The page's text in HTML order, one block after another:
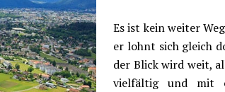
Es ist kein weiter
er lohnt sich gleich
der Blick wird weit,
vielfältig und mit